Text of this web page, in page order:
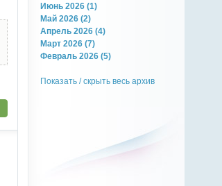
Июнь 2026 (1)
Май 2026 (2)
Апрель 2026 (4)
Март 2026 (7)
Февраль 2026 (5)
Показать / скрыть весь архив